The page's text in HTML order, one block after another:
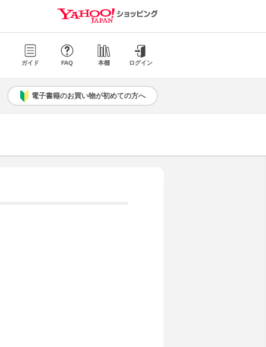
ガイド FAQ 本棚 ログイン
電子書籍のお買い物が初めての方へ